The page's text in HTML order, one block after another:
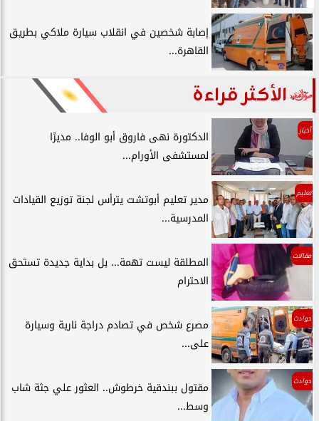
إصابة شخصين في انقلاب سيارة ملاكي بطريق
القاهرة...
الأكثر قراءة
أخبار
الدكتورة نهى فاروق أبو الوفا.. مديرًا
لمستشفى الأورام...
تعليم
مدير تعليم أبوتشت يترأس لجنة توزيع القيادات
المدرسية...
مقالات
المطلقة ليست تهمة... بل بداية جديدة تستحق
الاحترام
حوادث
مصرع شخص في تصادم دراجة نارية وسيارة
على...
حوادث
مقتول ببندقية خرطوش.. العثور علي جثة شاب
وسط...